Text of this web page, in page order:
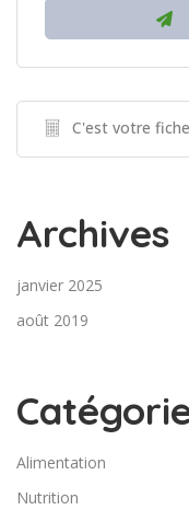
C'est votre
Archives
janvier 2025
août 2019
Alimentation
Nutrition